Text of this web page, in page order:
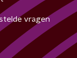
vragen